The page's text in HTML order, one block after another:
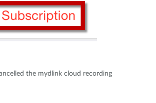
the mydlink cloud recording